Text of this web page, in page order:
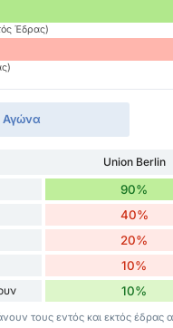
Έδρας)
Αγώνα
Union Berlin
90%
40%
20%
10%
10%
τους εντός και εκτός έδρας